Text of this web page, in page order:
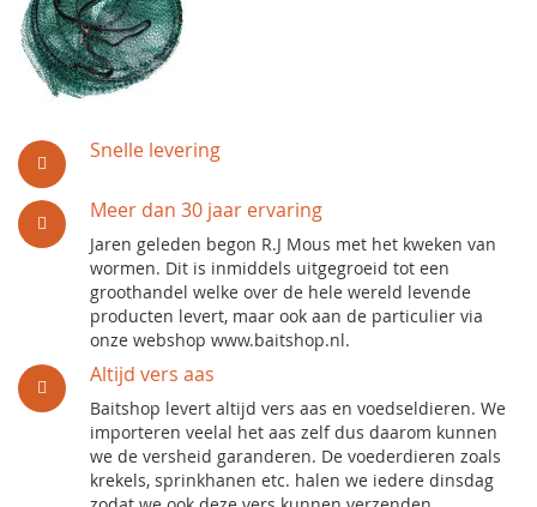
Snelle levering
Meer dan 30 jaar ervaring
Jaren geleden begon R.J Mous met het kweken van
wormen. Dit is inmiddels uitgegroeid tot een
groothandel welke over de hele wereld levende
producten levert, maar ook aan de particulier via
onze webshop www.baitshop.nl.
Altijd vers aas
Baitshop levert altijd vers aas en voedseldieren. We
importeren veelal het aas zelf dus daarom kunnen
we de versheid garanderen. De voederdieren zoals
krekels, sprinkhanen etc. halen we iedere dinsdag